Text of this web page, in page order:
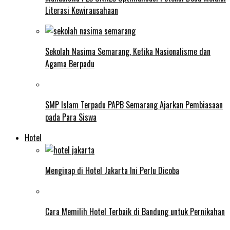
Literasi Kewirausahaan
Sekolah Nasima Semarang, Ketika Nasionalisme dan
Agama Berpadu
SMP Islam Terpadu PAPB Semarang Ajarkan Pembiasaan
pada Para Siswa
Hotel
Menginap di Hotel Jakarta Ini Perlu Dicoba
Cara Memilih Hotel Terbaik di Bandung untuk Pernikahan